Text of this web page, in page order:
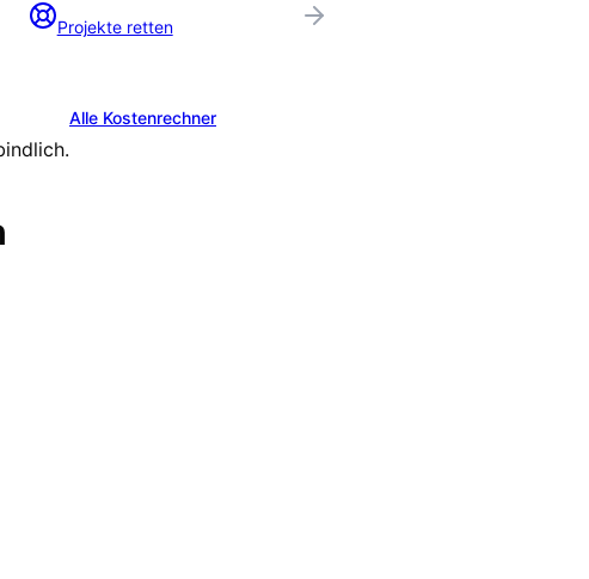
Projekte retten
Alle Kostenrechner